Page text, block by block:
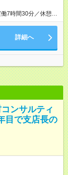
用時と同じです。
7時間30分／休憩1
です。 当社では、ス
を推進していま
詳細へ
ンサルティ
目で支店長の